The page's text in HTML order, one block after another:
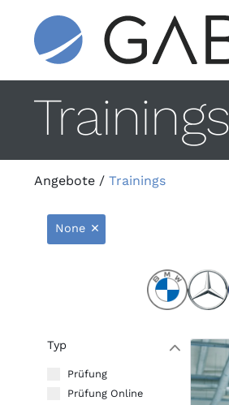
Trainings
Angebote / Trainings
None 9
Typ W
Prüfung
Prüfung Online